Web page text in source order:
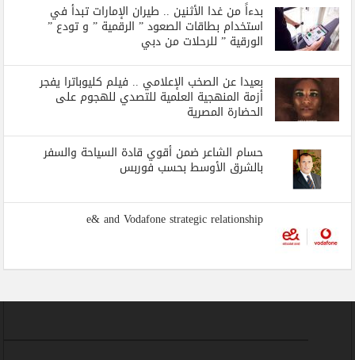
بدءاً من غدا الأثنين .. طيران الإمارات تبدأ في
استخدام بطاقات الصعود ” الرقمية ” و تودع ”
الورقية ” للرحلات من دبي
بعيدا عن الصخب الإعلامي .. فيلم كليوباترا يفجر
أزمة المنهجية العلمية للتصدي للهجوم على
الحضارة المصرية
حسام الشاعر ضمن أقوي قادة السياحة والسفر
بالشرق الأوسط بحسب فوربس
e& and Vodafone strategic relationship